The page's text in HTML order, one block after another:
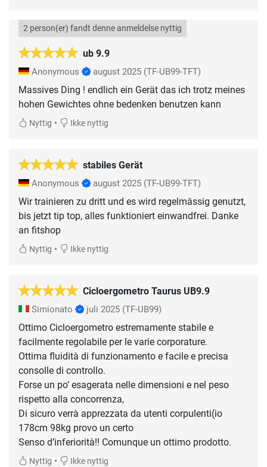
ub 9.9
2 person(er) fandt denne anmeldelse nyttig
Anonymous august 2025 (TF-UB99-TFT)
Massives Ding ! endlich ein Gerät das ich trotz meines
hohen Gewichtes ohne bedenken benutzen kann
Nyttig • Ikke nyttig
stabiles Gerät
Anonymous august 2025 (TF-UB99-TFT)
Wir trainieren zu dritt und es wird regelmässig genutzt,
bis jetzt tip top, alles funktioniert einwandfrei. Danke
an fitshop
Nyttig • Ikke nyttig
Cicloergometro Taurus UB9.9
Simionato juli 2025 (TF-UB99)
Ottimo Cicloergometro estremamente stabile e
facilmente regolabile per le varie corporature.
Ottima fluidità di funzionamento e facile e precisa
consolle di controllo.
Forse un po’ esagerata nelle dimensioni e nel peso
rispetto alla concorrenza,
Di sicuro verrà apprezzata da utenti corpulenti(io
178cm 98kg provo un certo
Senso d’inferiorità!! Comunque un ottimo prodotto.
Nyttig • Ikke nyttig